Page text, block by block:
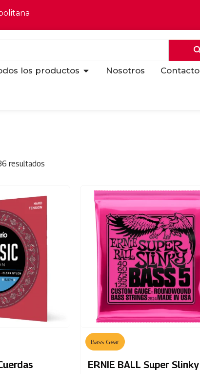
los productos Nosotros Contacto
resultados
Bass Gear
ERNIE BALL Super Slinky